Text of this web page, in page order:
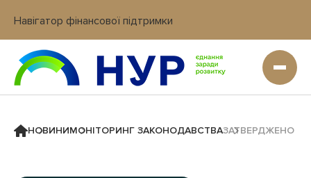
Навігатор фінансової підтримки
Вхід в кабінет IT платформи
НОВИНИМОНІТОРИНГ ЗАКОНОДАВСТВАЗАТВЕРДЖЕНО